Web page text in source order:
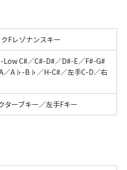
Fレゾナンスキー
Low C#／C#-D#／D#-E／F#-G#
／A♭-B♭／H-C#／左手C-D／右
ターブキー／左手Fキー